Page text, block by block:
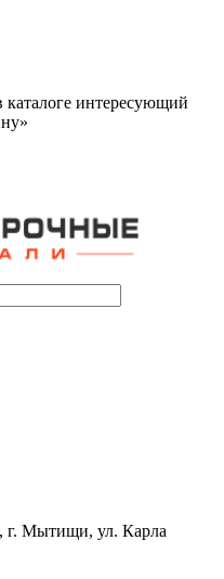
каталоге интересующий
г. Мытищи, ул. Карла